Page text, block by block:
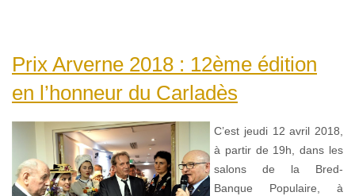
Prix Arverne 2018 : 12ème édition
en l’honneur du Carladès
C’est jeudi 12 avril 2018,
à partir de 19h, dans les
salons de la Bred-
Banque Populaire, à